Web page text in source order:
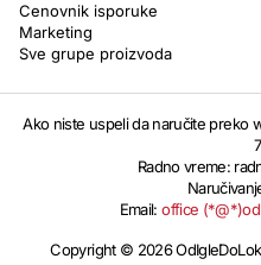
Cenovnik isporuke
Marketing
Sve grupe proizvoda
Ako niste uspeli da naručite preko
Radno vreme:
Email:office
Copyright © 2026